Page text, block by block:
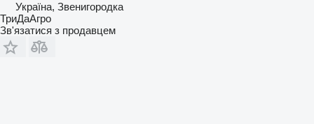
Україна, Звенигородка
ТриДаАгро
Зв'язатися з продавцем